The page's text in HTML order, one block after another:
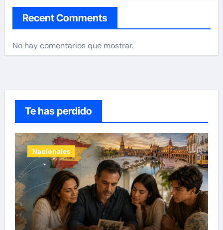
Recent Comments
No hay comentarios que mostrar.
Te has perdido
Nacionales